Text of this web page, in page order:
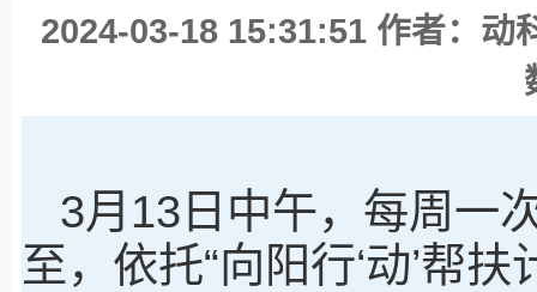
2024-03-18 15:31:51作者：动
3月13日中午，每周一
至，依托“向阳行‘动’帮